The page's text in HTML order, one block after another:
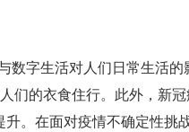
数字生活对人们日常生活的
们的衣食住行。此外，新
。在面对疫情不确定性挑